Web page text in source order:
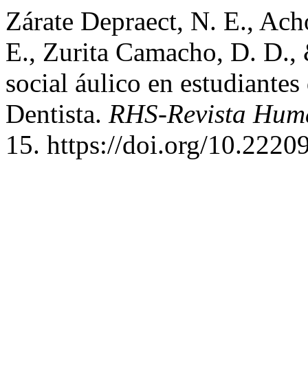
Zárate Depraect, N. E.,
E., Zurita Camacho, D.
social áulico en
Dentista. RHS-Revista
15. https://doi.org/